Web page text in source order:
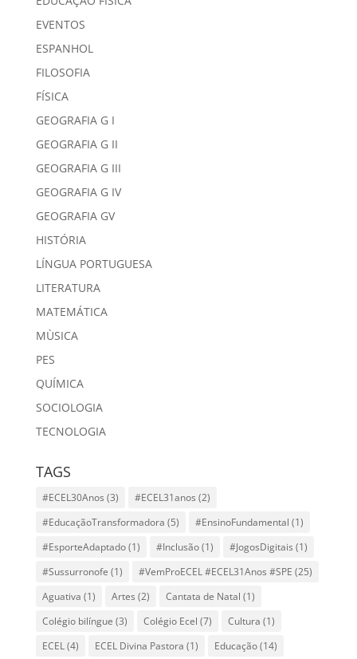
EVENTOS
ESPANHOL
FILOSOFIA
FÍSICA
GEOGRAFIA G I
GEOGRAFIA G II
GEOGRAFIA G III
GEOGRAFIA G IV
GEOGRAFIA GV
HISTÓRIA
LÍNGUA PORTUGUESA
LITERATURA
MATEMÁTICA
MÙSICA
PES
QUÍMICA
SOCIOLOGIA
TECNOLOGIA
TAGS
#ECEL30Anos (3) #ECEL31anos (2)
#EducaçãoTransformadora (5) #EnsinoFundamental (1)
#EsporteAdaptado(1) #Inclusão(1) #JogosDigitais (1)
#Sussurronofe (1) #VemProECEL #ECEL31Anos #SPE (25)
Aguativa (1) Artes (2) Cantata de Natal (1)
Colégio bilíngue (3) Colégio Ecel (7) Cultura (1)
ECEL(4) ECEL Divina Pastora (1) Educação(14)